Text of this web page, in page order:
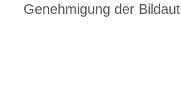
Genehmigung der